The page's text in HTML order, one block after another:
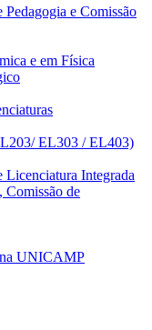
e Comissão
e em Física
EL303 / EL403)
Licenciatura Integrada
Comissão de
na UNICAMP